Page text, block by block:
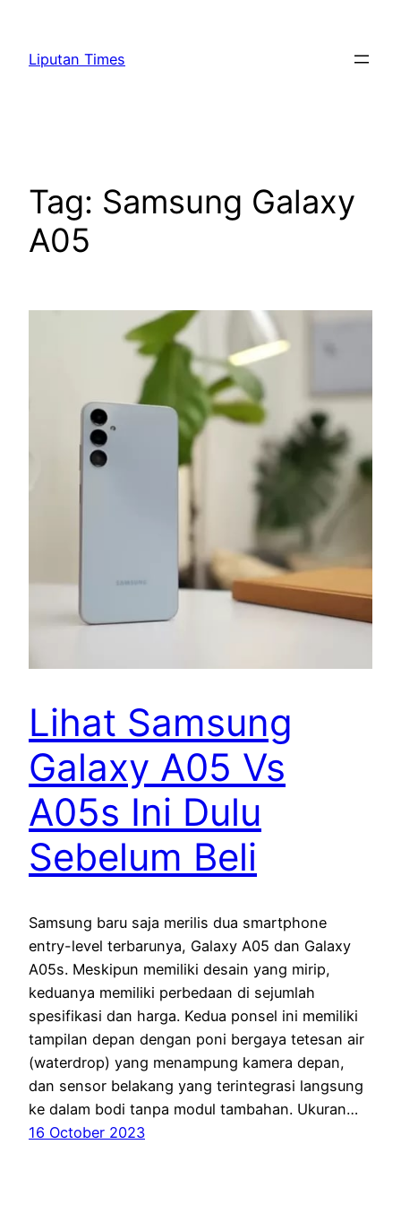
content
Liputan Times
Tag: Samsung Galaxy
A05
Lihat Samsung
Galaxy A05 Vs
A05s Ini Dulu
Sebelum Beli
Samsung baru saja merilis dua smartphone
entry-level terbarunya, Galaxy A05 dan Galaxy
A05s. Meskipun memiliki desain yang mirip,
keduanya memiliki perbedaan di sejumlah
spesifikasi dan harga. Kedua ponsel ini memiliki
tampilan depan dengan poni bergaya tetesan air
(waterdrop) yang menampung kamera depan,
dan sensor belakang yang terintegrasi langsung
ke dalam bodi tanpa modul tambahan. Ukuran…
16 October 2023